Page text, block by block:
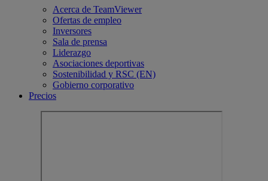
Acerca de TeamViewer
Ofertas de empleo
Inversores
Sala de prensa
Liderazgo
Asociaciones deportivas
Sostenibilidad y RSC (EN)
Gobierno corporativo
Precios